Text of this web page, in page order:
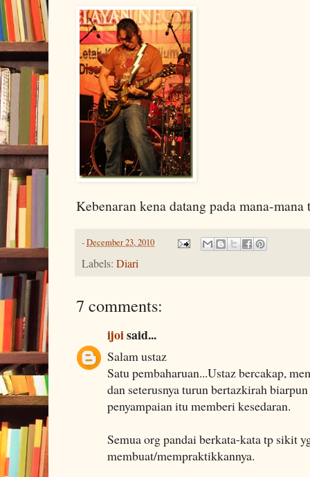
Kebenaran kena datang pada mana-
-December 23, 2010
Labels: Diari
7 comments:
ijoisaid...
Salam ustaz
Satu pembaharuan...Ustaz bercakap,
dan seterusnya turun bertazkirah
penyampaian itu memberi kesedaran.
Semua org pandai berkata-kata tp sikit
membuat/mempraktikkannya.